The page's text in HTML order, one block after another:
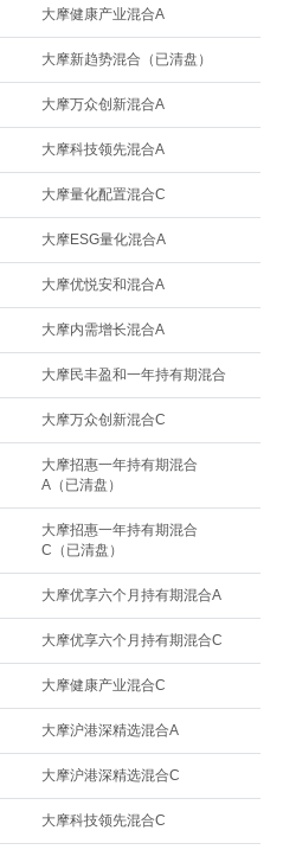
大摩健康产业混合A
大摩新趋势混合（已清盘）
大摩万众创新混合A
大摩科技领先混合A
大摩量化配置混合C
大摩ESG量化混合A
大摩优悦安和混合A
大摩内需增长混合A
大摩民丰盈和一年持有期混合
大摩万众创新混合C
大摩招惠一年持有期混合
A（已清盘）
大摩招惠一年持有期混合
C（已清盘）
大摩优享六个月持有期混合A
大摩优享六个月持有期混合C
大摩健康产业混合C
大摩沪港深精选混合A
大摩沪港深精选混合C
大摩科技领先混合C